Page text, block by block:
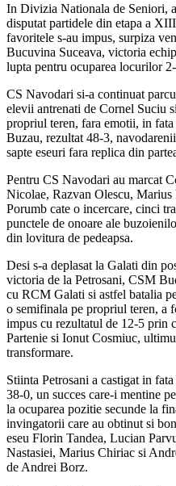
In Divizia Nationala de Seniori,
disputat partidele din etapa a
favoritele s-au impus, surpiza
Bucuvina Suceava, victoria
lupta pentru ocuparea locurilor
CS Navodari si-a continuat
elevii antrenati de Cornel Suciu
propriul teren, fara emotii, in
Buzau, rezultat 48-3,
sapte eseuri fara replica din
Pentru CS Navodari au marcat
Nicolae, Razvan Olescu,
Porumb cate o incercare, cinci
punctele de onoare ale
din lovitura de pedeapsa.
Desi s-a deplasat la Galati din
victoria de la Petrosani, CSM
cu RCM Galati si astfel batalia
o semifinala pe propriul teren, a
impus cu rezultatul de 12-5 prin
Partenie si Ionut Cosmiuc,
transformare.
Stiinta Petrosani a castigat in
38-0, un succes care-i mentine
la ocuparea pozitie secunde la
invingatorii care au obtinut si
eseu Florin Tandea, Lucian
Nastasiei, Marius Chiriac si
de Andrei Borz.